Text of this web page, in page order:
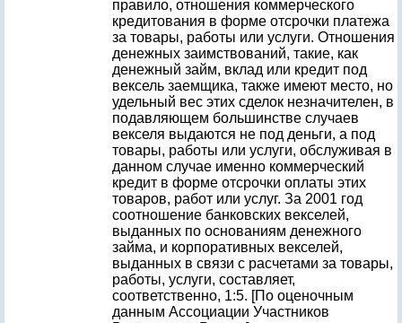
правило, отношения коммерческого
кредитования в форме отсрочки платежа
за товары, работы или услуги. Отношения
денежных заимствований, такие, как
денежный займ, вклад или кредит под
вексель заемщика, также имеют место, но
удельный вес этих сделок незначителен, в
подавляющем большинстве случаев
векселя выдаются не под деньги, а под
товары, работы или услуги, обслуживая в
данном случае именно коммерческий
кредит в форме отсрочки оплаты этих
товаров, работ или услуг. За 2001 год
соотношение банковских векселей,
выданных по основаниям денежного
займа, и корпоративных векселей,
выданных в связи с расчетами за товары,
работы, услуги, составляет,
соответственно, 1:5. [По оценочным
данным Ассоциации Участников